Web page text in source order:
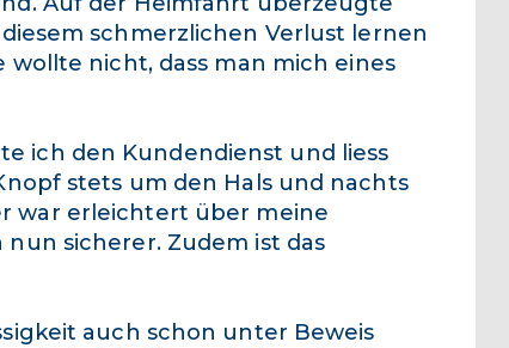
schmerzlichen Verlust lernen
nicht, dass man mich eines
ich den Kundendienst und liess
stets um den Hals und nachts
war erleichtert über meine
sicherer. Zudem ist das
auch schon unter Beweis